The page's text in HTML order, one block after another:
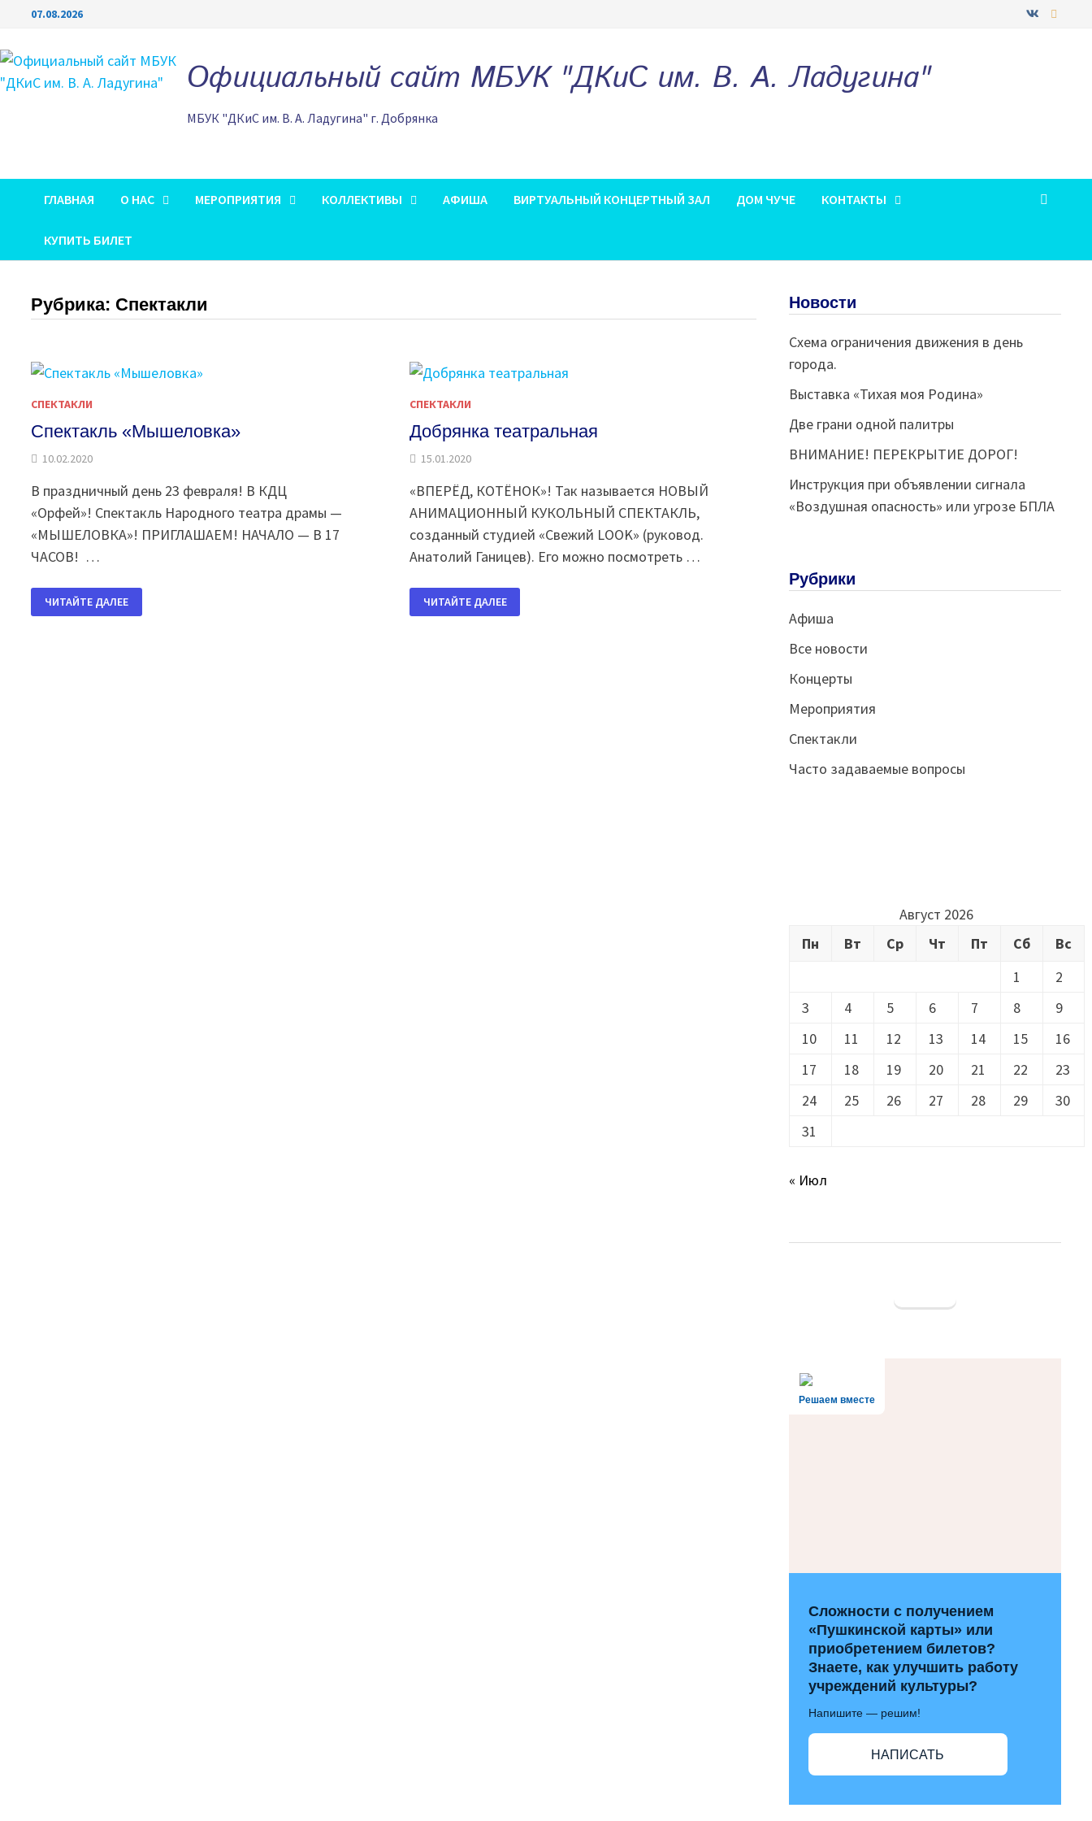
Перейти
содержимому
07.08.2026
Официальный сайт МБУК "ДКиС им. В. А. Ладугина"
МБУК "ДКиС им. В. А. Ладугина" г. Добрянка
ГЛАВНАЯ О НАС МЕРОПРИЯТИЯ КОЛЛЕКТИВЫ АФИША ВИРТУАЛЬНЫЙ КОНЦЕРТНЫЙ ЗАЛ ДОМ ЧУЧЕ КОНТАКТЫ
КУПИТЬ БИЛЕТ
Рубрика: Спектакли
СПЕКТАКЛИ
Спектакль «Мышеловка»
10.02.2020
В праздничный день 23 февраля! В КДЦ
«Орфей»! Спектакль Народного театра драмы —
«МЫШЕЛОВКА»! ПРИГЛАШАЕМ! НАЧАЛО — В 17
ЧАСОВ! …
СПЕКТАКЛЬ
«МЫШЕЛОВКА»
ЧИТАЙТЕ ДАЛЕЕ
СПЕКТАКЛИ
Добрянка театральная
15.01.2020
«ВПЕРЁД, КОТЁНОК»! Так называется НОВЫЙ
АНИМАЦИОННЫЙ КУКОЛЬНЫЙ СПЕКТАКЛЬ,
созданный студией «Свежий LOOK» (руковод.
Анатолий Ганицев). Его можно посмотреть …
ДОБРЯНКА
ТЕАТРАЛЬНАЯ
ЧИТАЙТЕ ДАЛЕЕ
Новости
Схема ограничения движения в день
города.
Выставка «Тихая моя Родина»
Две грани одной палитры
ВНИМАНИЕ! ПЕРЕКРЫТИЕ ДОРОГ!
Инструкция при объявлении сигнала
«Воздушная опасность» или угрозе БПЛА
Рубрики
Афиша
Все новости
Концерты
Мероприятия
Спектакли
Часто задаваемые вопросы
Август 2026
Пн
Вт Ср Чт Пт Сб
Вс
1
2
3
4 5 6 7 8
9
10
11 12 13 14 15
16
17
18 19 20 21 22
23
24
25 26 27 28 29
30
31
« Июл
Решаем вместе
Сложности с получением
«Пушкинской карты» или
приобретением билетов?
Знаете, как улучшить работу
учреждений культуры?
Напишите — решим!
НАПИСАТЬ